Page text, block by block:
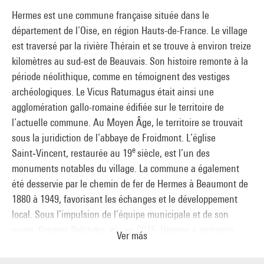
Lors de séances d’enregistrements sonores du Thérain,
Dominique Blais s’est positionné à quelques encablures du
lavoir pour capter l’écoulement de la rivière, en aval de la
commune. Après en avoir édité une bande-son, l’artiste a
choisi de l’implanter sur le site de
Méhécourt, là où l’eau des alentours peut être amenée à
ruisseler, faisant apparaître une superposition de
mouvements d’eau d’origine multiple.
Thibault Brunet
Vit et travaille à Paris (France)
3600 Secondes de lumières,
[Murs du village, Hermes]
Thibault Brunet explore l’impermanence dans une série où
des nuages virtuels, conçus pour les jeux vidéo, deviennent
Hermes est une commune française située dans le
département de l’Oise, en région Hauts-de-France. Le village
est traversé par la rivière Thérain et se trouve à environ treize
kilomètres au sud-est de Beauvais. Son histoire remonte à la
période néolithique, comme en témoignent des vestiges
archéologiques. Le Vicus Ratumagus était ainsi une
agglomération gallo-romaine édifiée sur le territoire de
l’actuelle commune. Au Moyen Âge, le territoire se trouvait
sous la juridiction de l’abbaye de Froidmont. L’église
Saint‑Vincent, restaurée au 19esiècle, est l’un des
monuments notables du village. La commune a également
été desservie par le chemin de fer de Hermes à Beaumont de
1880 à 1949, favorisant les échanges et le développement
local. Sous l’impulsion de l’équipe municipale et de son
maire, Grégory Palandre, élu en 2015, Hermes a entrepris
Ver más